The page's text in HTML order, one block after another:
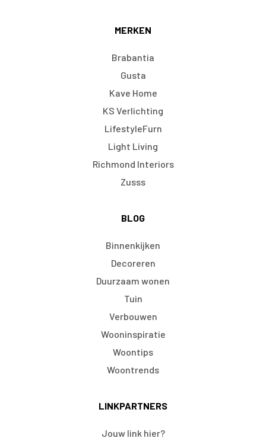
MERKEN
Brabantia
Gusta
Kave Home
KS Verlichting
LifestyleFurn
Light Living
Richmond Interiors
Zusss
BLOG
Binnenkijken
Decoreren
Duurzaam wonen
Tuin
Verbouwen
Wooninspiratie
Woontips
Woontrends
LINKPARTNERS
Jouw link hier?